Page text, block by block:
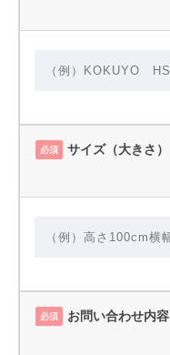
必須 サイズ（大きさ）
必須 お問い合わせ内容